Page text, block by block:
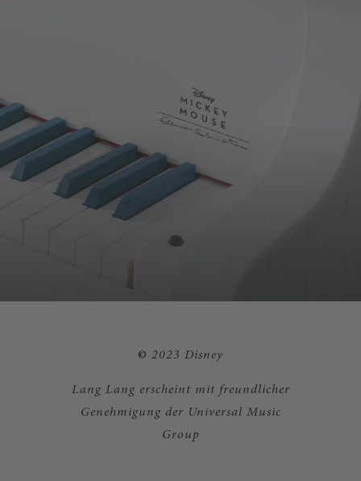
©️ 2023 Disney
Lang Lang erscheint mit freundlicher
Genehmigung der Universal Music
Group